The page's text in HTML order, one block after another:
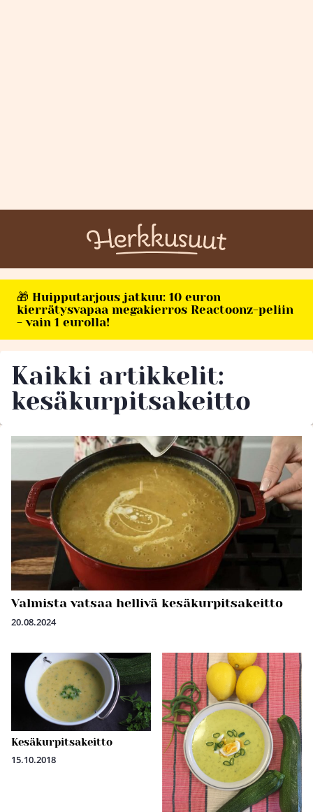
🎁 Huipputarjous jatkuu: 10 euron
kierrätysvapaa megakierros Reactoonz-peliin
- vain 1 eurolla!
Kaikki artikkelit:
kesäkurpitsakeitto
Valmista vatsaa hellivä kesäkurpitsakeitto
20.08.2024
Kesäkurpitsakeitto
15.10.2018